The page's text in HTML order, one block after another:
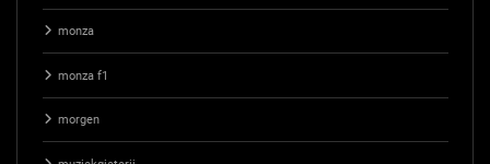
monza
monza f1
morgen